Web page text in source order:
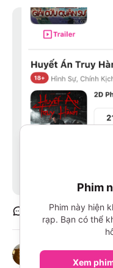
bình luận 2
N Nguyễn Hoàng
28/03/2025 Đã
Phim
Phim này hiện
rạp. Bạn có thể
Xem